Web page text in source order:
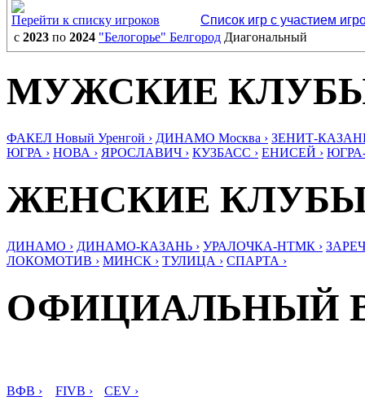
Перейти к списку игроков
Список игр с участием
с 2023 по 2024 "Белогорье" Белгород Диагональный
МУЖСКИЕ
ФАКЕЛ Новый Уренгой › ДИНАМО Москва › ЗЕНИТ-
ЮГРА › НОВА › ЯРОСЛАВИЧ › КУЗБАСС › ЕНИСЕЙ ›
ЖЕНСКИЕ
ДИНАМО › ДИНАМО-КАЗАНЬ › УРАЛОЧКА-НТМК ›
ЛОКОМОТИВ › МИНСК › ТУЛИЦА › СПАРТА ›
ОФИЦИАЛЬНЫЙ
ВФВ › FIVB › CEV ›